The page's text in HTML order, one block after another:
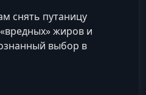
снять путаницу
жиров и
выбор в